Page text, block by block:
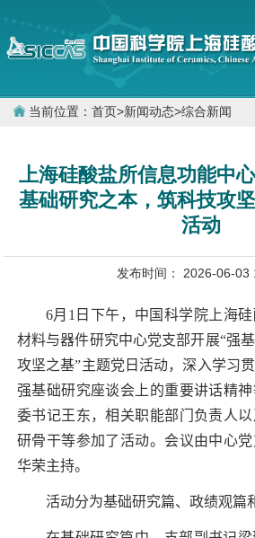
当前位置： 首页>新闻动态>综合新闻
上海硅酸盐所信息功能中
基础研究之本，筑科技攻
活动
发布时间： 2026-06-03
6月 1 日下午，中国科学院上海
材料与器件研究中心党支部开展“强
攻坚之基”主题党日活动，深入学习
强基础研究座谈会上的重要讲话精
委书记王东，相关职能部门负责人
研骨干等参加了活动。会议由中心
华荣主持。
活动分为基础研究篇、政绩观篇